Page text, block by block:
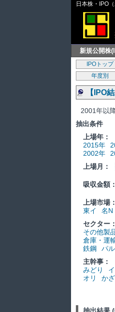
日本株・IPO
新規公開株
IPOトップ
年度別
【IPO
2001年以
抽出条件
上場年：
2015年
2002年
上場月：
吸収金額：
上場市場：
東イ
名N
セクター：
その他製
倉庫・運
鉄鋼
パ
主幹事：
みどり
オリ
か
抽出結果